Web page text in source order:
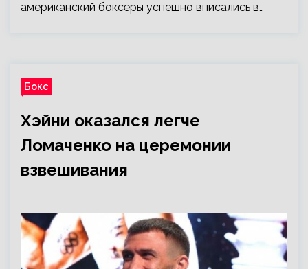
американский боксёры успешно вписались в…
Бокс
Хэйни оказался легче
Ломаченко на церемонии
взвешивания